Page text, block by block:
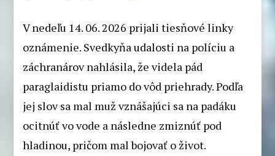
V nedeľu 14. 06. 2026 prijali tiesňové linky
oznámenie. Svedkyňa udalosti na políciu a
záchranárov nahlásila, že videla pád
paraglaidistu priamo do vôd priehrady. Podľa
jej slov sa mal muž vznášajúci sa na padáku
ocitnúť vo vode a následne zmiznúť pod
hladinou, pričom mal bojovať o život.